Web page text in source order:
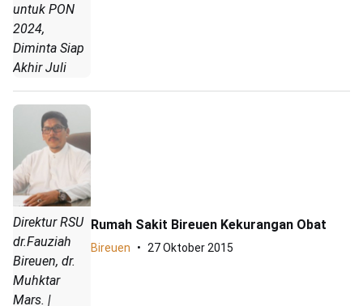
untuk PON
2024,
Diminta Siap
Akhir Juli
Direktur RSU
dr.Fauziah
Bireuen, dr.
Muhktar
Mars. |
Rumah Sakit Bireuen Kekurangan Obat
Bireuen 27 Oktober 2015